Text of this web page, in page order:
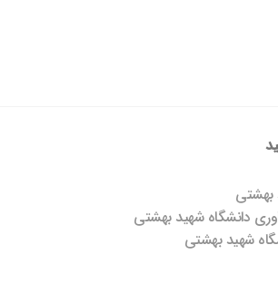
بهشتی
دانشگاه شهید بهشتی
شهید بهشتی